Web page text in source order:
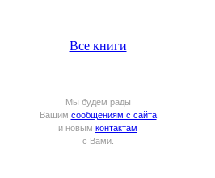
Все книги
Мы будем рады
Вашим сообщениям с сайта
и новым контактам
с Вами.